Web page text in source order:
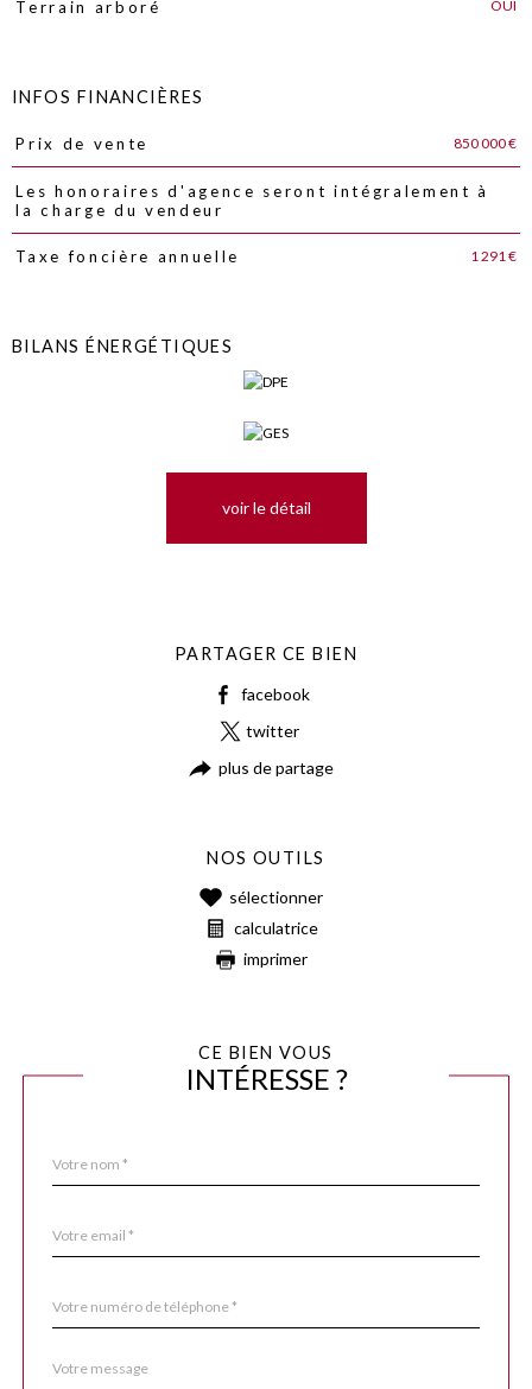
Terrain arboré OUI
INFOS FINANCIÈRES
Caractéristiques Valeurs
Prix de vente 850 000 €
Les honoraires d'agence seront intégralement à
la charge du vendeur
Taxe foncière annuelle 1 291 €
BILANS ÉNERGÉTIQUES
voir le détail
PARTAGER CE BIEN
facebook
twitter
plus de partage
NOS OUTILS
sélectionner
calculatrice
imprimer
CE BIEN VOUS
INTÉRESSE ?
par
*
*
*
Fieldset
Message
*